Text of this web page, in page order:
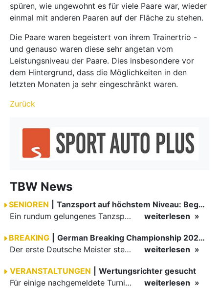
spüren, wie ungewohnt es für viele Paare war, wieder
einmal mit anderen Paaren auf der Fläche zu stehen.
Die Paare waren begeistert von ihrem Trainertrio -
und genauso waren diese sehr angetan vom
Leistungsniveau der Paare. Dies insbesondere vor
dem Hintergrund, dass die Möglichkeiten in den
letzten Monaten ja sehr eingeschränkt waren.
Zurück
TBW News
SENIOREN
Tanzsport auf höchstem Niveau: Begeisterung bei den Turnieren in…
Ein rundum gelungenes Tanzsport-Wochenende liegt hinter den Paaren und Organisatoren in Enzklösterle. Am 1. und 2. August 2026 verwandelte sich die Festhalle wieder in einen lebendigen Mittelpunkt des…
weiterlesen
BREAKING
German Breaking Championship 2026 in Hannover
Der erste Deutsche Meister steht fest B-Boy Roman siegt bei den Juniors
weiterlesen
VERANSTALTUNGEN
Wertungsrichter gesucht
Für einige nachgemeldete Turniere im 2 Halbjahr sucht der ZWE noch Wertungsrichter.
weiterlesen